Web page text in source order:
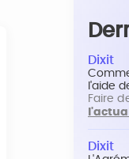
Dixit
l'aide
Faire
Dixit